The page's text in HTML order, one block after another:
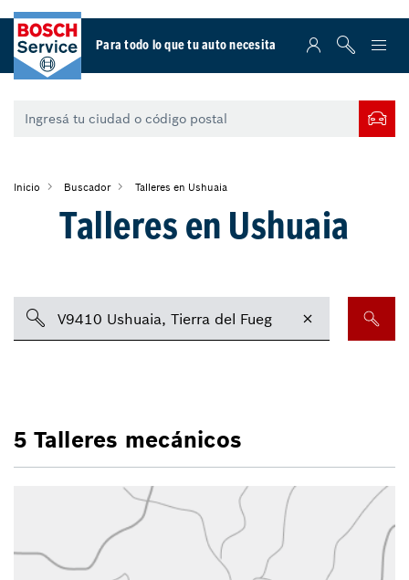
Para todo lo que tu auto necesita
Inicio Buscador Talleres en Ushuaia
Talleres en Ushuaia